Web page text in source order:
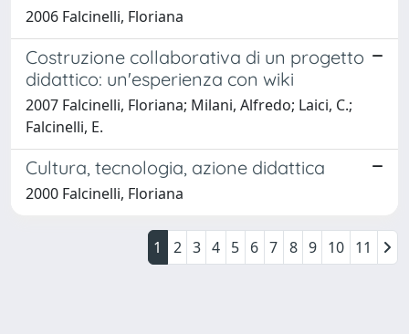
2006 Falcinelli, Floriana
Costruzione collaborativa di un progetto
didattico: un'esperienza con wiki
2007 Falcinelli, Floriana; Milani, Alfredo; Laici, C.;
Falcinelli, E.
Cultura, tecnologia, azione didattica
2000 Falcinelli, Floriana
1 2 3 4 5 6 7 8 9 10 11